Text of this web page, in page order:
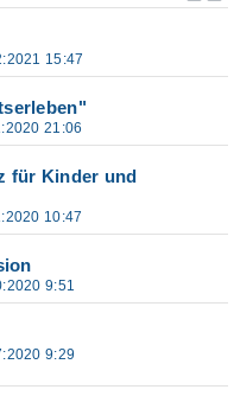
15:47
21:06
für Kinder und
10:47
9:51
9:29